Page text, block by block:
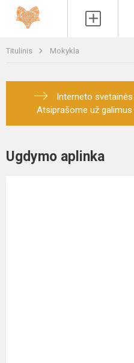
Titulinis Mokykla
Interneto
Atsiprašome už
Ugdymo aplinka